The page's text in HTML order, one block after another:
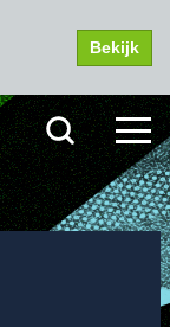
Bekijk